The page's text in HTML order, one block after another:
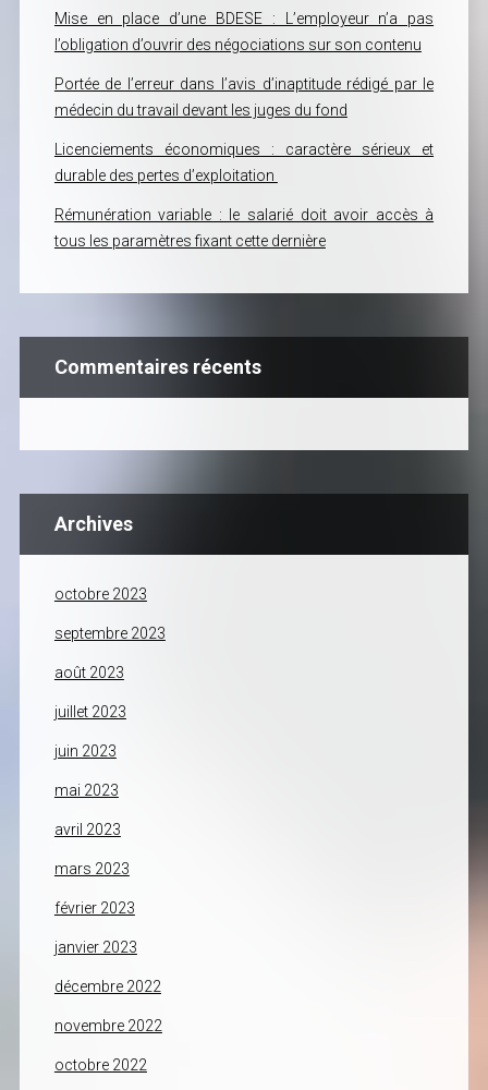
Mise en place d’une BDESE : L’employeur n’a pas
l’obligation d’ouvrir des négociations sur son contenu
Portée de l’erreur dans l’avis d’inaptitude rédigé par le
médecin du travail devant les juges du fond
Licenciements économiques : caractère sérieux et
durable des pertes d’exploitation
Rémunération variable : le salarié doit avoir accès à
tous les paramètres fixant cette dernière
Commentaires récents
Archives
octobre 2023
septembre 2023
août 2023
juillet 2023
juin 2023
mai 2023
avril 2023
mars 2023
février 2023
janvier 2023
décembre 2022
novembre 2022
octobre 2022